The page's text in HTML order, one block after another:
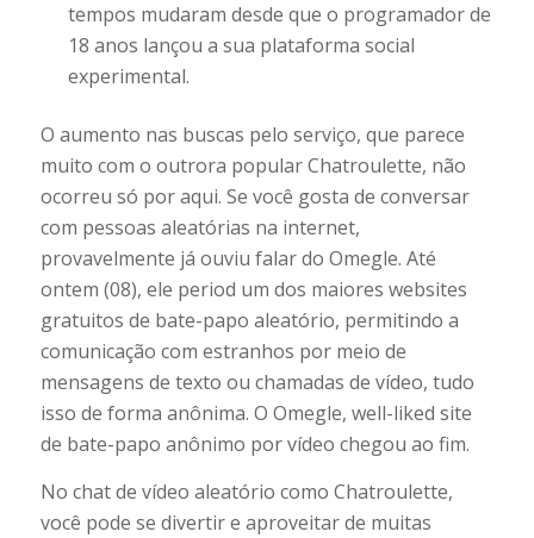
tempos mudaram desde que o programador de
18 anos lançou a sua plataforma social
experimental.
O aumento nas buscas pelo serviço, que parece
muito com o outrora popular Chatroulette, não
ocorreu só por aqui. Se você gosta de conversar
com pessoas aleatórias na internet,
provavelmente já ouviu falar do Omegle. Até
ontem (08), ele period um dos maiores websites
gratuitos de bate-papo aleatório, permitindo a
comunicação com estranhos por meio de
mensagens de texto ou chamadas de vídeo, tudo
isso de forma anônima. O Omegle, well-liked site
de bate-papo anônimo por vídeo chegou ao fim.
No chat de vídeo aleatório como Chatroulette,
você pode se divertir e aproveitar de muitas